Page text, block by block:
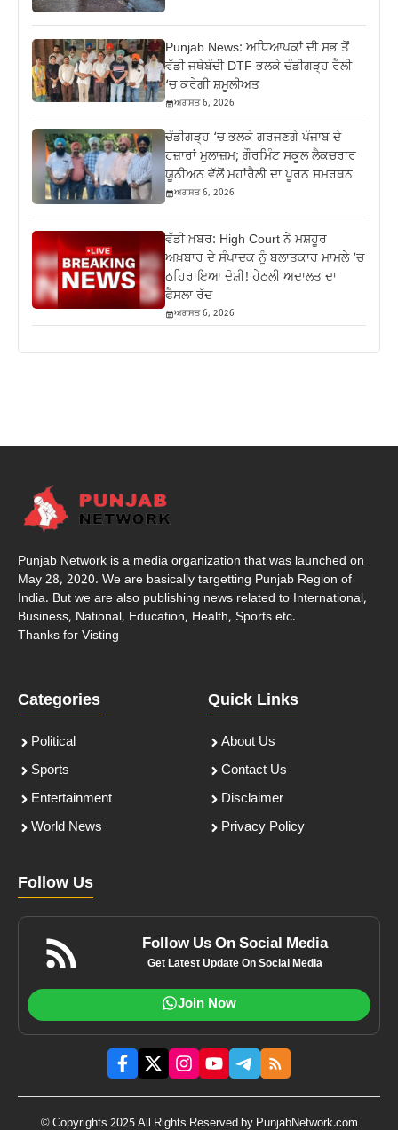
Punjab News: ਅਧਿਆਪਕਾਂ ਦੀ ਸਭ ਤੋਂ
ਵੱਡੀ ਜਥੇਬੰਦੀ DTF ਭਲਕੇ ਚੰਡੀਗੜ੍ਹ ਰੈਲੀ
‘ਚ ਕਰੇਗੀ ਸ਼ਮੂਲੀਅਤ
ਅਗਸਤ 6, 2026
ਚੰਡੀਗੜ੍ਹ ‘ਚ ਭਲਕੇ ਗਰਜਣਗੇ ਪੰਜਾਬ ਦੇ
ਹਜ਼ਾਰਾਂ ਮੁਲਾਜ਼ਮ; ਗੌਰਮਿੰਟ ਸਕੂਲ ਲੈਕਚਰਾਰ
ਯੂਨੀਅਨ ਵੱਲੋਂ ਮਹਾਂਰੈਲੀ ਦਾ ਪੂਰਨ ਸਮਰਥਨ
ਅਗਸਤ 6, 2026
ਵੱਡੀ ਖ਼ਬਰ: High Court ਨੇ ਮਸ਼ਹੂਰ
ਅਖ਼ਬਾਰ ਦੇ ਸੰਪਾਦਕ ਨੂੰ ਬਲਾਤਕਾਰ ਮਾਮਲੇ ‘ਚ
ਠਹਿਰਾਇਆ ਦੋਸ਼ੀ! ਹੇਠਲੀ ਅਦਾਲਤ ਦਾ
ਫੈਸਲਾ ਰੱਦ
ਅਗਸਤ 6, 2026
Punjab Network is a media organization that was launched on
May 28, 2020. We are basically targetting Punjab Region of
India. But we are also publishing news related to International,
Business, National, Education, Health, Sports etc.
Thanks for Visting
Categories
Political
Sports
Entertainment
World News
Quick Links
About Us
Contact Us
Disclaimer
Privacy Policy
Follow Us
Follow Us On Social Media
Get Latest Update On Social Media
Join Now
© Copyrights 2025 All Rights Reserved by PunjabNetwork.com